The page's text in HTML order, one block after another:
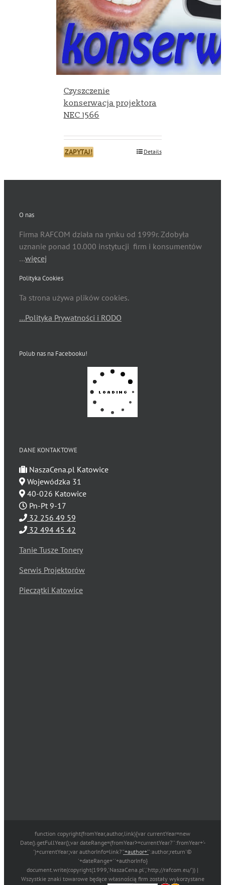
Czyszczenie
konserwacja projektora
NEC 1566
ZAPYTAJ! Details
O nas
Firma RAFCOM działa na rynku od 1999r. Zdobyła
uznanie ponad 10.000 instytucji firm i konsumentów
…więcej
Polityka Cookies
Ta strona używa plików cookies.
…Polityka Prywatności i RODO
Polub nas na Facebooku!
DANE KONTAKTOWE
NaszaCena.pl Katowice
Wojewódzka 31
40-026 Katowice
Pn-Pt 9-17
32 256 49 59
32 494 45 42
Tanie Tusze Tonery
Serwis Projektorów
Pieczątki Katowice
function copyright(fromYear,author,link){var currentYear=new
Date().getFullYear();var dateRange=(fromYear>=currentYear?'':fromYear+'-
')+currentYear;var authorInfo=link?''+author+'':author;return'©
'+dateRange+' '+authorInfo}
document.write(copyright(1999,'NaszaCena.pl','http://rafcom.eu/')) |
Wszystkie znaki towarowe będące własnością firm zostały wykorzystane